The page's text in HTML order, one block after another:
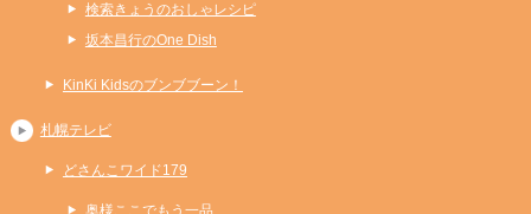
検索きょうのおしゃレシピ
坂本昌行のOne Dish
KinKi Kidsのブンブブーン！
札幌テレビ
どさんこワイド179